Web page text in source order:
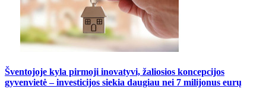
Šventojoje kyla pirmoji inovatyvi, žaliosios koncepcijos
gyvenvietė – investicijos siekia daugiau nei 7 milijonus eurų